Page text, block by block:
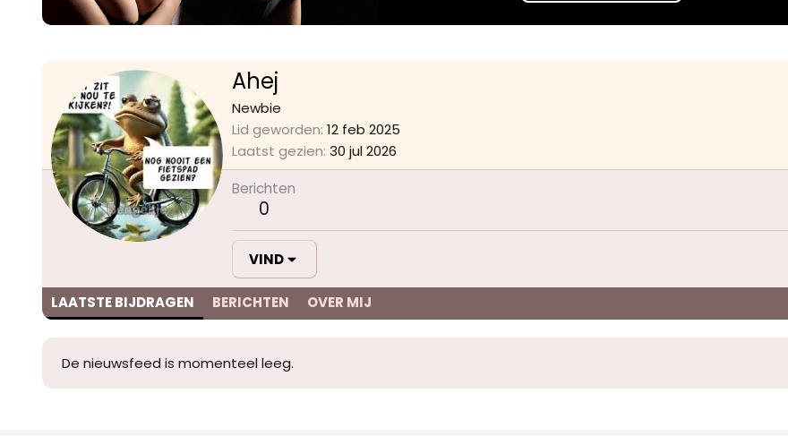
Ahej
Newbie
Lid geworden 12 feb 2025
Laatst gezien 30 jul 2026
Berichten
0
VIND
LAATSTE BIJDRAGEN BERICHTEN OVER MIJ
De nieuwsfeed is momenteel leeg.